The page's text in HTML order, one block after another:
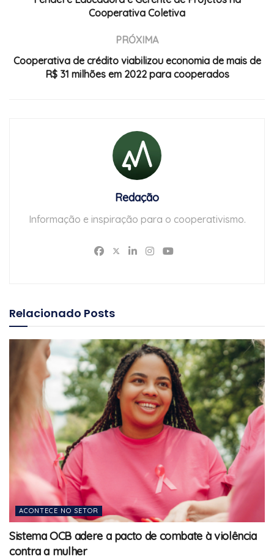
Cooperativa Coletiva
PRÓXIMA
Cooperativa de crédito viabilizou economia de mais de
R$ 31 milhões em 2022 para cooperados
Redação
Informação e inspiração para o cooperativismo.
Relacionado Posts
ACONTECE NO SETOR
Sistema OCB adere a pacto de combate à violência
contra a mulher